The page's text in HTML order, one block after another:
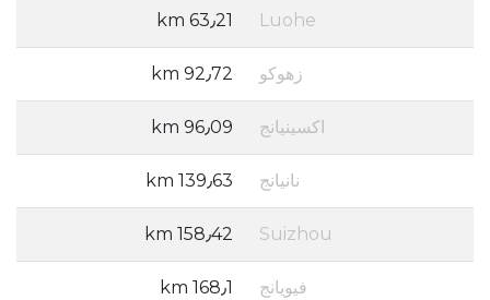
Luohe 63٫21 km
زهوكو 92٫72 km
اكسينيانج 96٫09 km
نانيانج 139٫63 km
Suizhou 158٫42 km
فيويانج 168٫1 km